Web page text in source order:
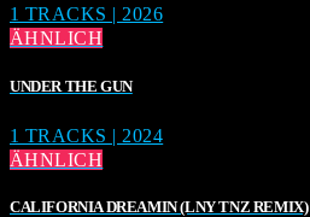
1 TRACKS | 2026
ÄHNLICH
UNDER THE GUN
1 TRACKS | 2024
ÄHNLICH
CALIFORNIA DREAMIN (LNY TNZ REMIX)